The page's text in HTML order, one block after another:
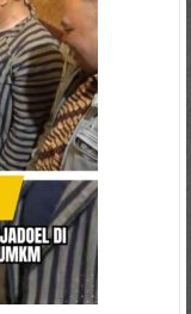
Metapneumovirus
di
China,
Kemenkes
RI
Imbau
Waspada
Tanpa
Panik